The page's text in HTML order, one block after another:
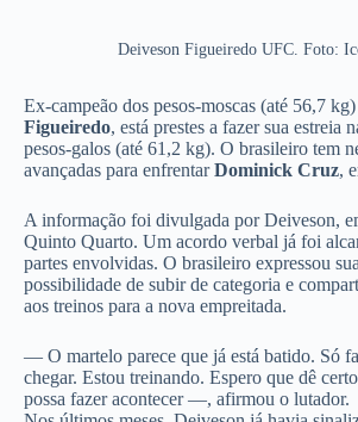
Deiveson Figueiredo UFC. Foto:
Ex-campeão dos pesos-moscas (até 56,7
Figueiredo, está prestes a fazer sua estreia
pesos-galos (até 61,2 kg). O brasileiro tem
avançadas para enfrentarDominick Cruz,
A informação foi divulgada por Deiveson,
Quinto Quarto. Um acordo verbal já foi
partes envolvidas. O brasileiro expressou
possibilidade de subir de categoria e
aos treinos para a nova empreitada.
— O martelo parece que já está batido. Só
chegar. Estou treinando. Espero que dê
possa fazer acontecer —, afirmou o lutador.